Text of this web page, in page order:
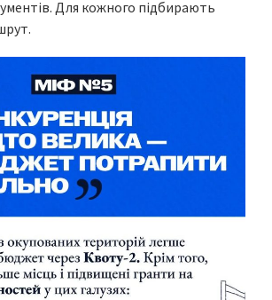
Для кожного підбирають